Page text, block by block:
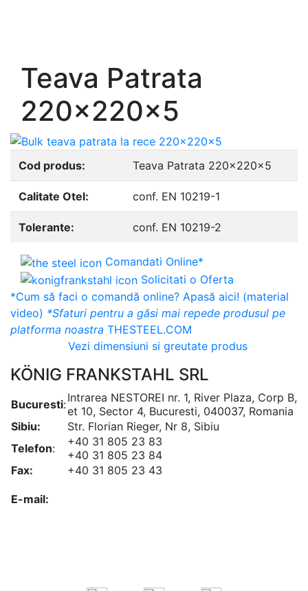
Teava Patrata
220x220x5
Cod produs: Teava Patrata 220x220x5
Calitate Otel: conf. EN 10219-1
Tolerante: conf. EN 10219-2
Comandati Online*
Solicitati o Oferta
*Cum să faci o comandă online? Apasă aici! (material
video) *Sfaturi pentru a găsi mai repede produsul pe
platforma noastra THESTEEL.COM
Vezi dimensiuni si greutate produs
KÖNIG FRANKSTAHL SRL
Bucuresti:Intrarea NESTOREI nr. 1, River Plaza, Corp B,
et 10, Sector 4, Bucuresti, 040037, Romania
Sibiu:
Str. Florian Rieger, Nr 8, Sibiu
Telefon:
+40 31 805 23 83
+40 31 805 23 84
Fax:
+40 31 805 23 43
E-mail: